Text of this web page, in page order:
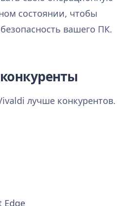
состоянии, чтобы
вашего ПК.
лучше конкурентов.
Edge